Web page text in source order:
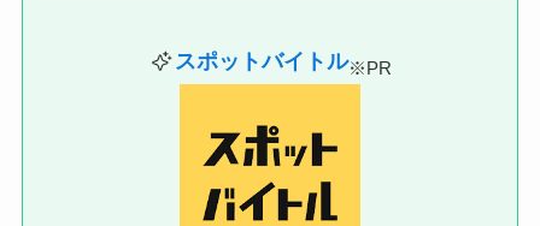
スポットバイトル※PR